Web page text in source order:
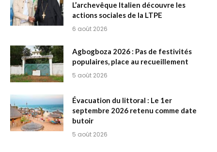
L’archevêque Italien découvre les
actions sociales de la LTPE
6 août 2026
Agbogboza 2026 : Pas de festivités
populaires, place au recueillement
5 août 2026
Évacuation du littoral : Le 1er
septembre 2026 retenu comme date
butoir
5 août 2026